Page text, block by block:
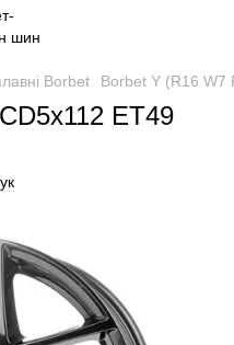
Borbet Borbet Y (R16 W7
ET49